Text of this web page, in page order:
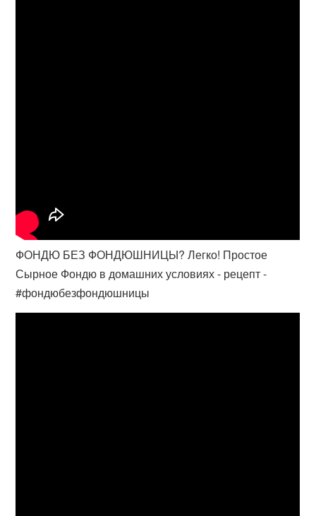
ФОНДЮ БЕЗ ФОНДЮШНИЦЫ? Легко! Простое
Сырное Фондю в домашних условиях - рецепт -
#фондюбезфондюшницы